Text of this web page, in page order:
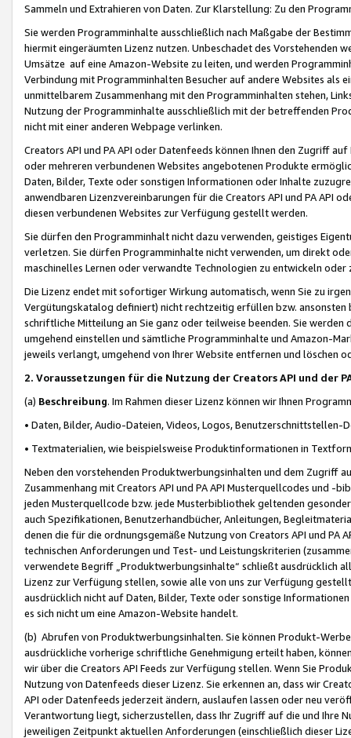
Sammeln und Extrahieren von Daten. Zur Klarstellung: Zu den
Sie werden Programminhalte ausschließlich nach Maßgabe der
hiermit eingeräumten Lizenz nutzen. Unbeschadet des Vorstehenden
Umsätze auf eine Amazon-Website zu leiten, und werden
Verbindung mit Programminhalten Besucher auf andere Websites als
unmittelbarem Zusammenhang mit den Programminhalten stehen,
Nutzung der Programminhalte ausschließlich mit der betreffenden
nicht mit einer anderen Webpage verlinken.
Creators API und PA API oder Datenfeeds können Ihnen den Zugriff
oder mehreren verbundenen Websites angebotenen Produkte
Daten, Bilder, Texte oder sonstigen Informationen oder Inhalte
anwendbaren Lizenzvereinbarungen für die Creators API und PA API
diesen verbundenen Websites zur Verfügung gestellt werden.
Sie dürfen den Programminhalt nicht dazu verwenden, geistiges
verletzen. Sie dürfen Programminhalte nicht verwenden, um direkt
maschinelles Lernen oder verwandte Technologien zu entwickeln
Die Lizenz endet mit sofortiger Wirkung automatisch, wenn Sie zu
Vergütungskatalog definiert) nicht rechtzeitig erfüllen bzw. ansonsten
schriftliche Mitteilung an Sie ganz oder teilweise beenden. Sie werden
umgehend einstellen und sämtliche Programminhalte und Amazon-
jeweils verlangt, umgehend von Ihrer Website entfernen und löschen
2. Voraussetzungen für die Nutzung der Creators API und der
(a) Beschreibung. Im Rahmen dieser Lizenz können wir Ihnen
• Daten, Bilder, Audio-Dateien, Videos, Logos, Benutzerschnittstellen-
• Textmaterialien, wie beispielsweise Produktinformationen in
Neben den vorstehenden Produktwerbungsinhalten und dem Zugriff
Zusammenhang mit Creators API und PA API Musterquellcodes und
jeden Musterquellcode bzw. jede Musterbibliothek geltenden
auch Spezifikationen, Benutzerhandbücher, Anleitungen,
denen die für die ordnungsgemäße Nutzung von Creators API und PA
technischen Anforderungen und Test- und Leistungskriterien
verwendete Begriff „Produktwerbungsinhalte“ schließt ausdrücklich
Lizenz zur Verfügung stellen, sowie alle von uns zur Verfügung
ausdrücklich nicht auf Daten, Bilder, Texte oder sonstige
es sich nicht um eine Amazon-Website handelt.
(b) Abrufen von Produktwerbungsinhalten. Sie können Produkt-
ausdrückliche vorherige schriftliche Genehmigung erteilt haben,
wir über die Creators API Feeds zur Verfügung stellen. Wenn Sie
Nutzung von Datenfeeds dieser Lizenz. Sie erkennen an, dass wir
API oder Datenfeeds jederzeit ändern, auslaufen lassen oder neu
Verantwortung liegt, sicherzustellen, dass Ihr Zugriff auf die und Ihre
jeweiligen Zeitpunkt aktuellen Anforderungen (einschließlich dieser